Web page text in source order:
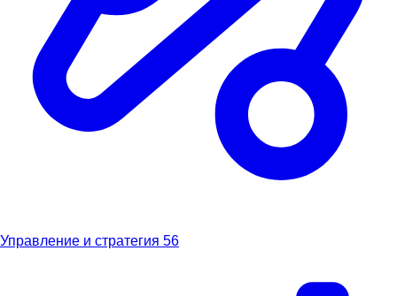
Управление и стратегия 56